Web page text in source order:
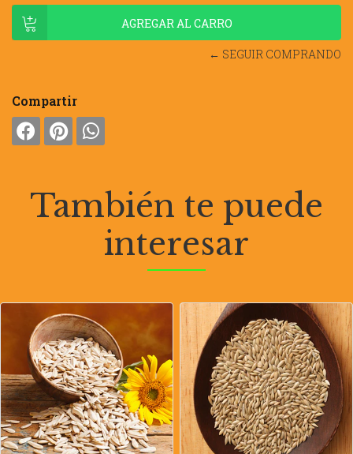
← SEGUIR COMPRANDO
Compartir
También te puede
interesar